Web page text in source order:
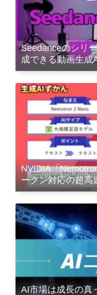
Seedanceのシリ
成できる動画生成
NVIDIA「
ークン対応の超高
AI市場は成長の真